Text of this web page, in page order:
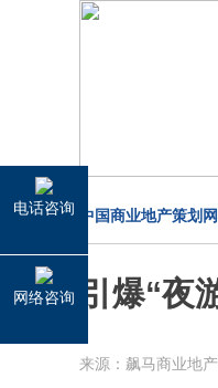
中国商业地产策划网
引爆“夜
来源：飙马商业地
电话咨询
网络咨询